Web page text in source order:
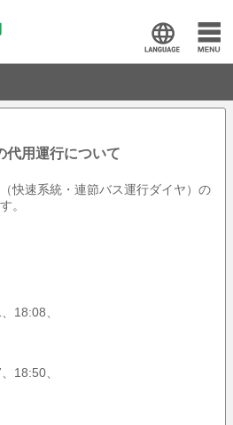
代用運行について
快速系統・連節バス運行ダイヤ）の
。
18:08、
18:50、